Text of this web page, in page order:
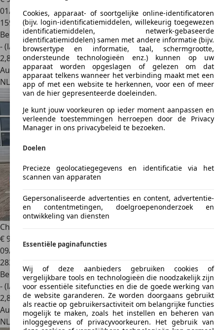
01/2012
159.588 km
Benzine
- (l/100 km)
2,8
Autobedrijf
NL 3084 CBRotterdam
Chevrolet Cruze
€ 995
09/2010
283.223 km
Benzine
- (l/100 km)
2,8
Autobedrijf
NL 4706 PBRoosendaal
Cookies, apparaat- of soortgelijke online-identificatoren
(bijv. login-identificatiemiddelen, willekeurig toegewezen
identificatiemiddelen, netwerk-gebaseerde
identificatiemiddelen) samen met andere informatie (bijv.
browsertype en informatie, taal, schermgrootte,
ondersteunde technologieën enz.) kunnen op uw
apparaat worden opgeslagen of gelezen om dat
apparaat telkens wanneer het verbinding maakt met een
app of met een website te herkennen, voor een of meer
van de hier gepresenteerde doeleinden.
Je kunt jouw voorkeuren op ieder moment aanpassen en
verleende toestemmingen herroepen door de Privacy
Manager in ons privacybeleid te bezoeken.
Doelen
Precieze geolocatiegegevens en identificatie via het
scannen van apparaten
Gepersonaliseerde advertenties en content, advertentie-
en contentmetingen, doelgroepenonderzoek en
ontwikkeling van diensten
Essentiële paginafuncties
Wij of deze aanbieders gebruiken cookies of
vergelijkbare tools en technologieën die noodzakelijk zijn
voor essentiële sitefuncties en die de goede werking van
de website garanderen. Ze worden doorgaans gebruikt
als reactie op gebruikersactiviteit om belangrijke functies
mogelijk te maken, zoals het instellen en beheren van
inloggegevens of privacyvoorkeuren. Het gebruik van